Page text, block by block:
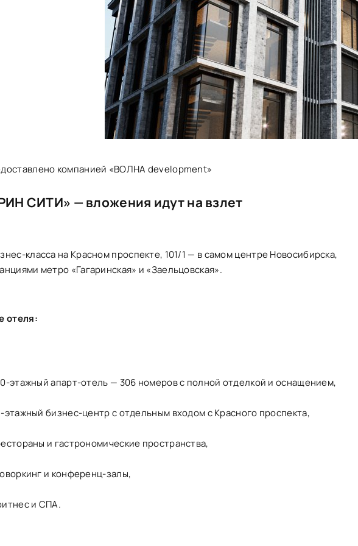
компанией «ВОЛНА development»
СИТИ» — вложения идут на взлет
класса на Красном проспекте, 101/1 — в самом центре Новосибирска,
метро «Гагаринская» и «Заельцовская».
отеля:
этажный апарт-отель — 306 номеров с полной отделкой и оснащением,
этажный бизнес-центр с отдельным входом с Красного проспекта,
и гастрономические пространства,
и конференц-залы,
и СПА.